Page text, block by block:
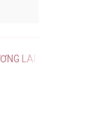
LAI tiếng Việt